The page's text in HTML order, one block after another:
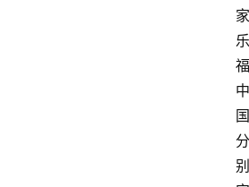
家
乐
福
中
国
分
别